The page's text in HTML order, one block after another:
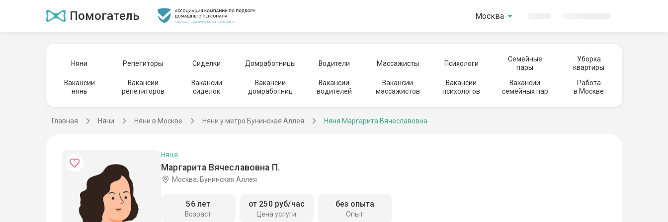
Помогатель Москва
Няни Репетиторы Сиделки Домработницы Водители Массажисты Психологи
Семейные
пары
Уборка
квартиры
Вакансии
нянь
Вакансии
репетиторов
Вакансии
сиделок
Вакансии
домработниц
Вакансии
водителей
Вакансии
массажистов
Вакансии
психологов
Вакансии
семейных пар
Работа
в Москве
Главная Няни Няни в Москве Няни у метро Бунинская Аллея Няня Маргарита Вячеславовна
Маргарита Вячеславовна П.
Няня
Москва, Бунинская Аллея
Возраст
56 лет
Цена услуги
от 250 руб/час
Опыт
без опыта